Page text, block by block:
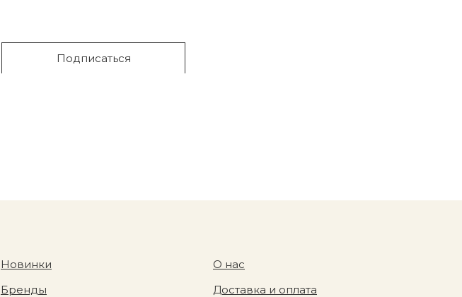
Подписаться
Новинки
Бренды
О нас
Доставка и оплата